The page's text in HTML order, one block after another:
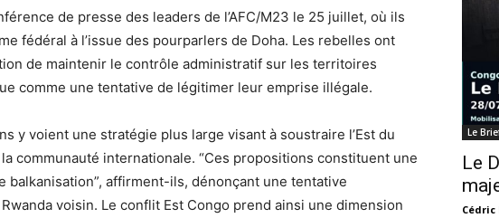
de presse des leaders de l’AFC/M23 le 25 juillet, où ils
fédéral à l’issue des pourparlers de Doha. Les rebelles ont
de maintenir le contrôle administratif sur les territoires
comme une tentative de légitimer leur emprise illégale.
y voient une stratégie plus large visant à soustraire l’Est du
communauté internationale. “Ces propositions constituent une
balkanisation”, affirment-ils, dénonçant une tentative
voisin. Le conflit Est Congo prend ainsi une dimension
Le
Le
Cédric